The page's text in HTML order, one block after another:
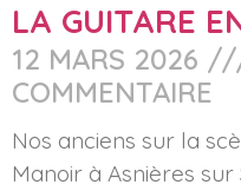
LA GUITARE
12 MARS 2026
COMMENTAIRE
Nos anciens sur la
Manoir à Asnières